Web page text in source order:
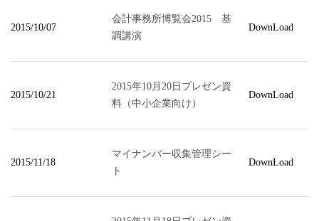
2015/10/07
会計事務所博覧会2015 基
調講演
DownLoad
2015/10/21
2015年10月20日プレゼン資
料（中小企業向け）
DownLoad
2015/11/18
マイナンバー収集管理シー
ト
DownLoad